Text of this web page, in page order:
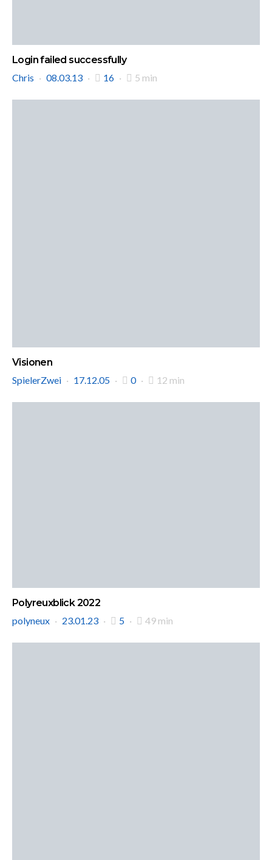
Login failed successfully
Chris
08.03.13 16 5 min
Visionen
SpielerZwei
17.12.05 0 12 min
Polyreuxblick 2022
polyneux
23.01.23 5 49 min